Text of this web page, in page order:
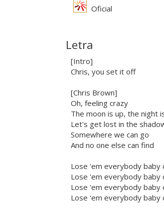
Oficial
Letra
[Intro]
Chris, you set it off
[Chris Brown]
Oh, feeling crazy
The moon is up, the night
Let's get lost in the
Somewhere we can go
And no one else can find
Lose 'em everybody baby
Lose 'em everybody baby
Lose 'em everybody baby
Lose 'em everybody baby